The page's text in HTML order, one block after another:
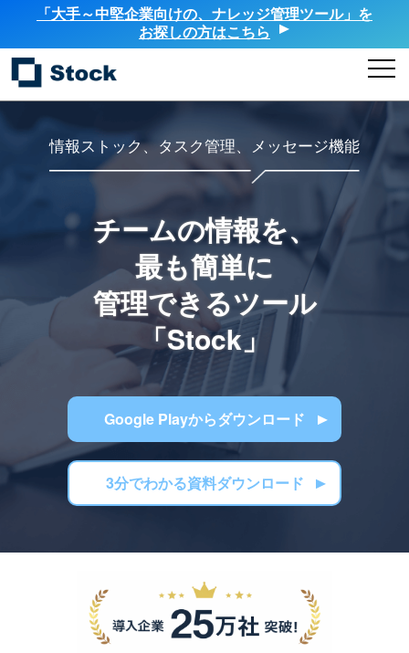
「大手～中堅企業向けの、ナレッジ管理ツール」を
お探しの方はこちら
情報ストック、タスク管理、メッセージ機能
チームの情報を、
最も簡単に
管理できるツール
「Stock」
Google Playからダウンロード
3分でわかる資料ダウンロード